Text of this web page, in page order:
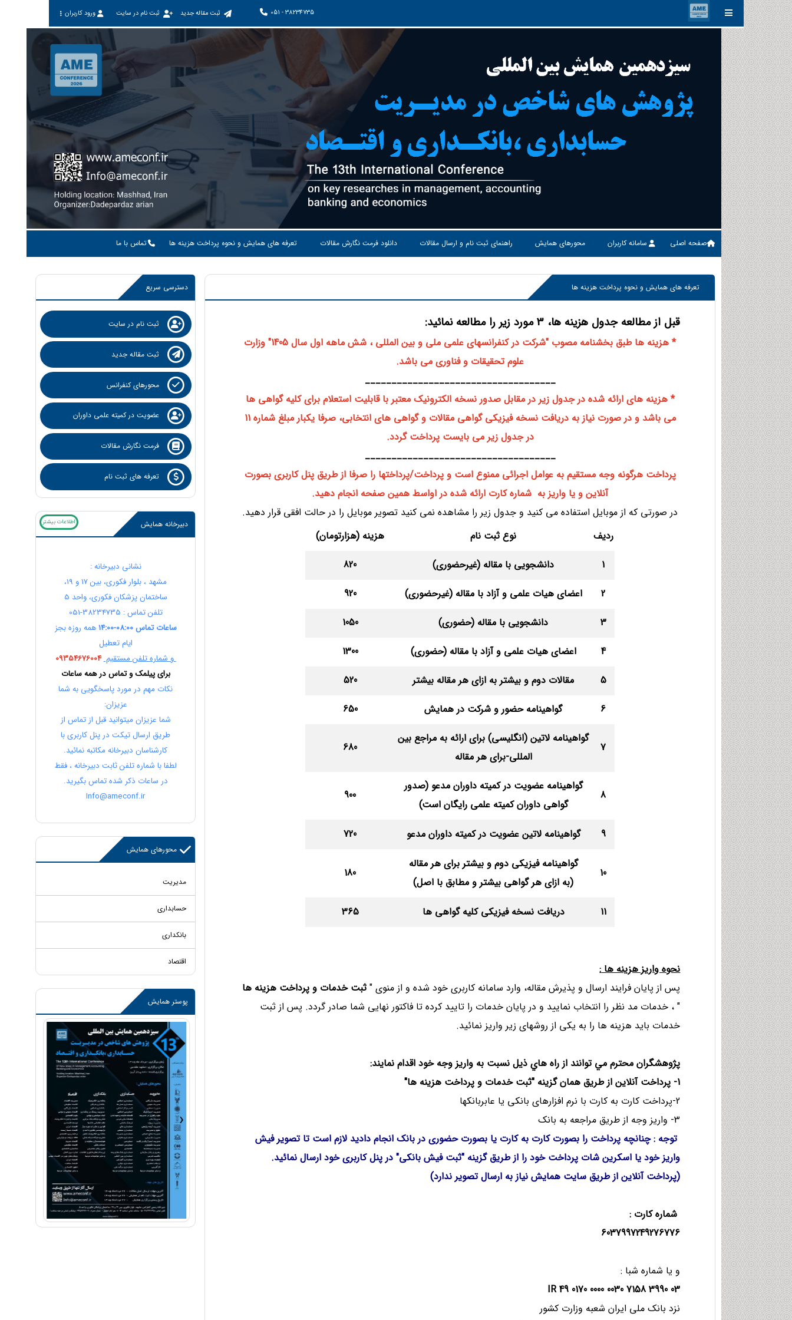
051 - 38234735 ثبت مقاله جدید ثبت نام در سایت ورود کاربران
صفحه اصلی سامانه کاربران محورهای همایش راهنمای ثبت نام و ارسال مقالات دانلود فرمت نگارش مقالات تعرفه های همایش و نحوه پرداخت هزینه ها تماس با ما
تعرفه های همایش و نحوه پرداخت هزینه ها
قبل از مطالعه جدول هزینه ها، 3 مورد زیر را مطالعه نمائید:
* هزینه ها طبق بخشنامه مصوب "شرکت در کنفرانسهای علمی ملی و بین المللی ، شش ماهه اول سال 1405" وزارت
علوم تحقیقات و فناوری می باشد.
____________________________________
* هزینه های ارائه شده در جدول زیر در مقابل صدور نسخه الکترونیک معتبر با قابلیت استعلام برای کلیه گواهی ها
می باشد و در صورت نیاز به دریافت نسخه فیزیکی گواهی مقالات و گواهی های انتخابی، صرفا یکبار مبلغ شماره 11
در جدول زیر می بایست پرداخت گردد.
____________________________________
پرداخت هرگونه وجه مستقیم به عوامل اجرائی ممنوع است و پرداخت/پرداختها را صرفا از طریق پنل کاربری بصورت
آنلاین و یا واریز به شماره کارت ارائه شده در اواسط همین صفحه انجام دهید.
در صورتی که از موبایل استفاده می کنید و جدول زیر را مشاهده نمی کنید تصویر موبایل را در حالت افقی قرار دهید.
ردیف
نوع ثبت نام
هزینه (هزارتومان)
1
دانشجویی با مقاله (غیرحضوری)
820
2
اعضای هیات علمی و آزاد با مقاله (غیرحضوری)
920
3
دانشجویی با مقاله (حضوری)
1050
4
اعضای هیات علمی و آزاد با مقاله (حضوری)
1300
5
مقالات دوم و بیشتر به ازای هر مقاله بیشتر
520
6
گواهینامه حضور و شرکت در همایش 650
7
گواهینامه لاتین (انگلیسی) برای ارائه به مراجع بین
المللی-برای هر مقاله
680
8
گواهینامه عضویت در کمیته داوران مدعو (صدور
گواهی داوران کمیته علمی رایگان است)
900
9 گواهینامه لاتین عضویت در کمیته داوران مدعو 720
10
گواهینامه فیزیکی دوم و بیشتر برای هر مقاله
(به ازای هر گواهی بیشتر و مطابق با اصل)
180
11 دریافت نسخه فیزیکی کلیه گواهی ها 365
نحوه واريز هزینه ها:
پس از پایان فرایند ارسال و پذیرش مقاله، وارد سامانه کاربری خود شده و از منوی " ثبت خدمات و پرداخت هزینه ها
" ، خدمات مد نظر را انتخاب نمایید و در پایان خدمات را تایید کرده تا فاكتور نهایی شما صادر گردد. پس از ثبت
خدمات باید هزینه ها را به یکی از روشهای زیر واریز نمائید.
پژوهشگران محترم مي توانند از راه هاي ذيل نسبت به واريز وجه خود اقدام نمايند:
1- پرداخت آنلاین از طریق همان گزینه "ثبت خدمات و پرداخت هزینه ها"
2-پرداخت كارت به كارت با نرم افزارهای بانکی یا عابربانکها
3- واریز وجه از طریق مراجعه به بانک
توجه : چنانچه پرداخت را بصورت کارت به کارت یا بصورت حضوری در بانک انجام دادید لازم است تا تصویر فیش
واریز خود یا اسکرین شات پرداخت خود را از طریق گزینه "ثبت فیش بانکی" در پنل کاربری خود ارسال نمائید.
(پرداخت آنلاین از طریق سایت همایش نیاز به ارسال تصویر ندارد)
شماره کارت :
6037997249276776
و یا شماره شبا :
IR 49 0170 0000 0030 7158 3990 03
نزد بانک ملی ایران شعبه وزارت کشور
دسترسی سریع
ثبت نام در سایت
ثبت مقاله جدید
محورهای کنفرانس
عضویت در کمیته علمی داوران
فرمت نگارش مقالات
تعرفه های ثبت نام
دبیرخانه همایش اطلاعات بیشتر
نشانی دبیرخانه :
مشهد ، بلوار فکوری، بین 17 و 19،
ساختمان پزشکان فکوری، واحد 5
تلفن تماس : 38234735-051
ساعات تماس 08:00-14:00
همه روزه بجز
ایام تعطیل
و شماره تلفن مستقیم09354676004
برای پیلمک و تماس در همه ساعات
نکات مهم در مورد پاسخگویی به شما
عزیزان:
شما عزیزان میتوانید قبل از تماس از
طریق ارسال تیکت در پنل کاربری با
کارشناسان دبیرخانه مکاتبه نمائید.
لطفا با شماره تلفن ثابت دبیرخانه ، فقط
در ساعات ذکر شده تماس بگیرید.
Info@ameconf.ir
محورهای همایش
مدیریت
حسابداری
بانکداری
اقتصاد
پوستر همایش
‹